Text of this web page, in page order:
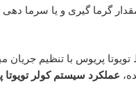
گرما گیری و یا سرما
پریوس با تنظیم جریان
عملکرد سیستم کولر تویوتا